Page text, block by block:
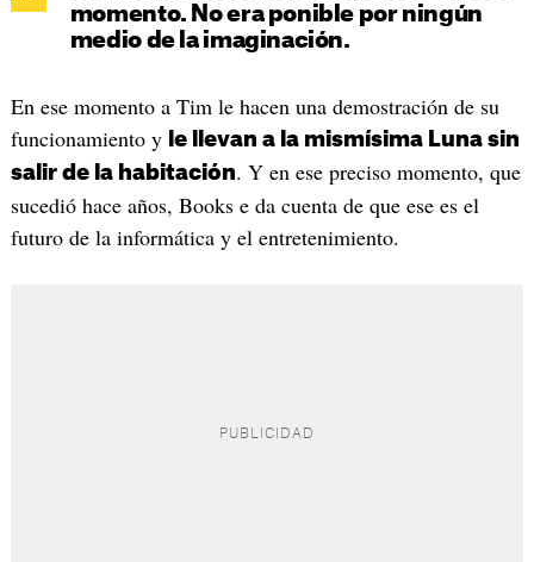
momento. No era ponible por ningún
medio de la imaginación.
En ese momento a Tim le hacen una demostración de su
funcionamiento y le llevan a la mismísima Luna sin
salir de la habitación. Y en ese preciso momento, que
sucedió hace años, Books e da cuenta de que ese es el
futuro de la informática y el entretenimiento.